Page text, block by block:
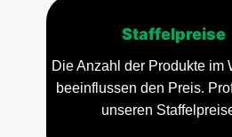
Staffelpreise
Die Anzahl der Produkte im
beeinflussen den Preis.
unseren